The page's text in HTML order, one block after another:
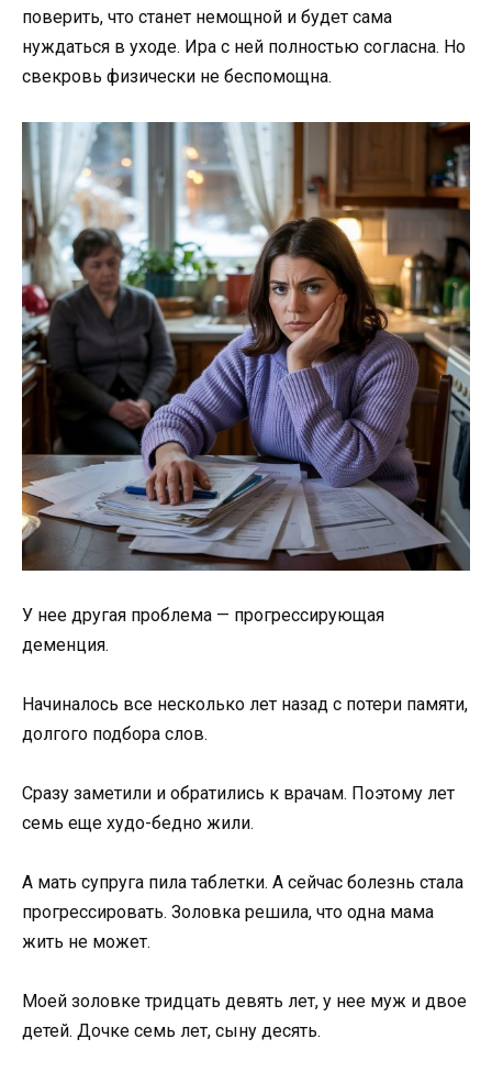
поверить, что станет немощной и будет сама
нуждаться в уходе. Ира с ней полностью согласна. Но
свекровь физически не беспомощна.
У нее другая проблема — прогрессирующая
деменция.
Начиналось все несколько лет назад с потери памяти,
долгого подбора слов.
Сразу заметили и обратились к врачам. Поэтому лет
семь еще худо-бедно жили.
А мать супруга пила таблетки. А сейчас болезнь стала
прогрессировать. Золовка решила, что одна мама
жить не может.
Моей золовке тридцать девять лет, у нее муж и двое
детей. Дочке семь лет, сыну десять.